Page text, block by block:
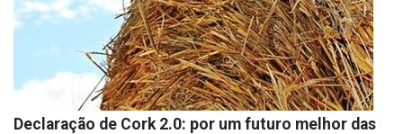
Declaração de Cork 2.0: por um futuro melhor das